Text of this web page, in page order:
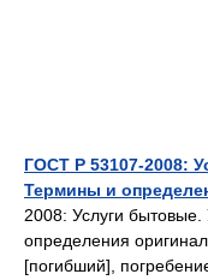
ГОСТ Р 53107-2008:
Термины и
2008: Услуги
определения
[погибший],